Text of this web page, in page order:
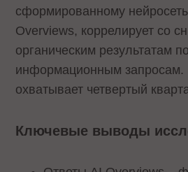
сформированному
Overviews, коррелирует со
органическим результатам по
информационным запросам.
охватывает четвертый
Ключевые выводы